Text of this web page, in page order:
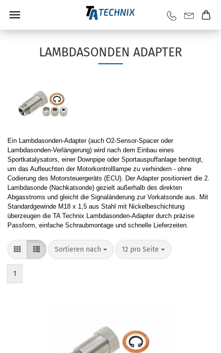
LAMBDASONDEN ADAPTER
Ein Lambdasonden-Adapter (auch O2-Sensor-Spacer oder
Lambdasonden-Verlängerung) wird nach dem Einbau eines
Sportkatalysators, einer Downpipe oder Sportauspuffanlage benötigt,
um das Aufleuchten der Motorkontrolllampe zu verhindern - ohne
Codierung des Motorsteuergeräts (ECU). Der Adapter positioniert die 2.
Lambdasonde (Nachkatsonde) gezielt außerhalb des direkten
Abgasstroms und gleicht die Signaländerung zur Vorkatsonde aus. Mit
Standardgewinde M18 x 1,5 aus Stahl mit Nickelbeschichtung
überzeugen die TA Technix Lambdasonden-Adapter durch präzise
Passform, einfache Schraubmontage und schnelle Lieferzeiten.
Sortieren nach 12 pro Seite
1